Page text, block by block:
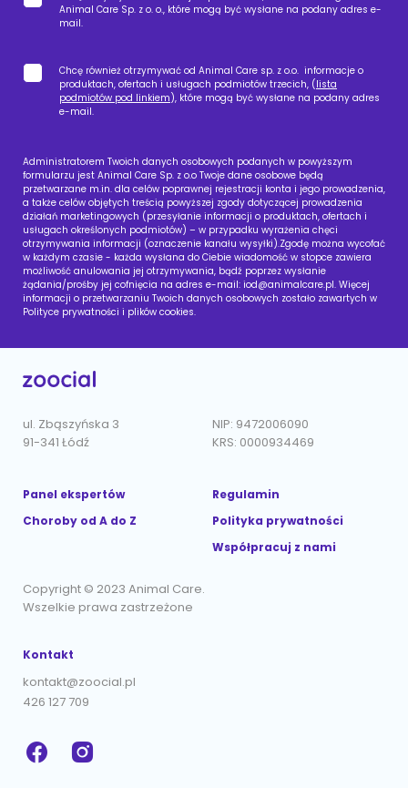
Animal Care Sp. z o. o., które mogą być wysłane na podany adres e-
mail.
Chcę również otrzymywać od Animal Care sp. z o.o. informacje o
produktach, ofertach i usługach podmiotów trzecich, (lista
podmiotów pod linkiem), które mogą być wysłane na podany adres
e-mail.
Administratorem Twoich danych osobowych podanych w powyższym
formularzu jest Animal Care Sp. z o.o Twoje dane osobowe będą
przetwarzane m.in. dla celów poprawnej rejestracji konta i jego prowadzenia,
a także celów objętych treścią powyższej zgody dotyczącej prowadzenia
działań marketingowych (przesyłanie informacji o produktach, ofertach i
usługach określonych podmiotów) – w przypadku wyrażenia chęci
otrzymywania informacji (oznaczenie kanału wysyłki).Zgodę można wycofać
w każdym czasie - każda wysłana do Ciebie wiadomość w stopce zawiera
możliwość anulowania jej otrzymywania, bądź poprzez wysłanie
żądania/prośby jej cofnięcia na adres e-mail: iod@animalcare.pl. Więcej
informacji o przetwarzaniu Twoich danych osobowych zostało zawartych w
Polityce prywatności i plików cookies.
ul. Zbąszyńska 3
91-341 Łódź
NIP: 9472006090
KRS: 0000934469
Panel ekspertów
Choroby od A do Z
Regulamin
Polityka prywatności
Współpracuj z nami
Copyright © 2023 Animal Care.
Wszelkie prawa zastrzeżone
Kontakt
kontakt@zoocial.pl
426 127 709